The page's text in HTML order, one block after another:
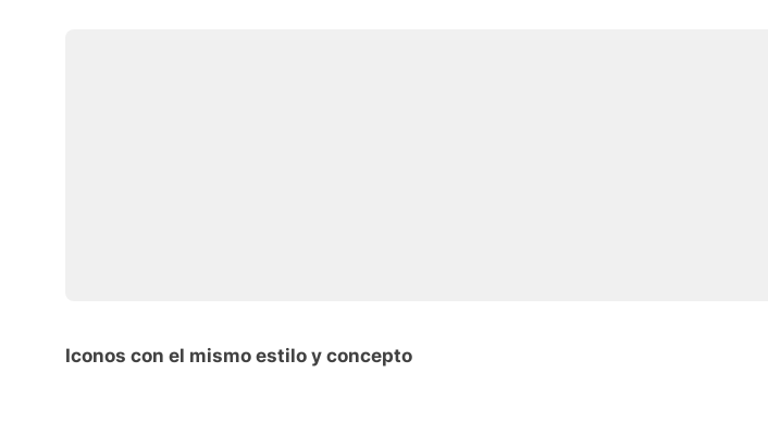
Iconos con el mismo estilo y concepto